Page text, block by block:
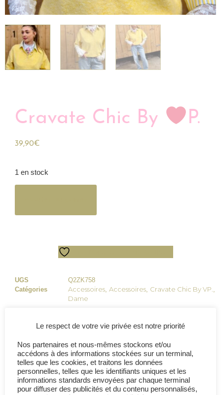
Cravate Chic By P.
39,90€
1 en stock
UGS
Q2ZK758
Catégories
Accessoires, Accessoires, Cravate Chic By VP.,
Dame
Partage ce produit :
Description Avis (0)
Le respect de votre vie privée est notre priorité
Nos partenaires et nous-mêmes stockons et/ou
accédons à des informations stockées sur un terminal,
telles que les cookies, et traitons les données
personnelles, telles que les identifiants uniques et les
informations standards envoyées par chaque terminal
pour diffuser des publicités et du contenu personnalisés,